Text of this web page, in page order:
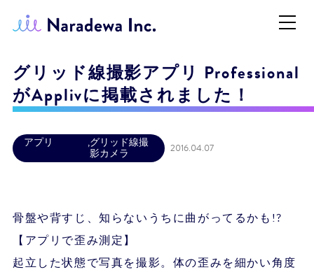
グリッド線撮影アプリ Professional
がApplivに掲載されました！
アプリ ,グリッド線撮
影カメラ 2016.04.07
骨盤や背すじ、知らないうちに曲がってるかも!?
【アプリで歪み測定】
起立した状態で写真を撮影。体の歪みを細かい角度